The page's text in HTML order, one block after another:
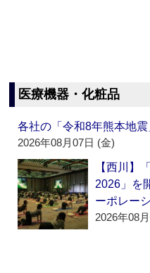
医療機器・化粧品
各社の「令和8年熊本地
2026年08月07日 (金)
【西川】
2026」を
ーポレー
2026年08